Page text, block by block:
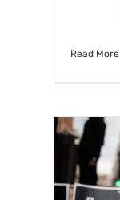
Read More